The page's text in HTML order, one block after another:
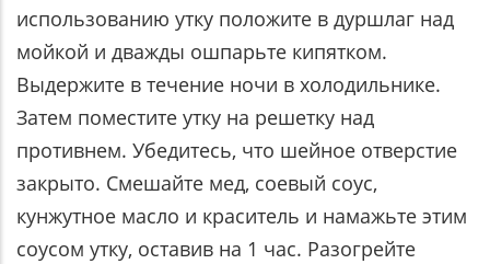
использованию утку положите в дуршлаг над
мойкой и дважды ошпарьте кипятком.
Выдержите в течение ночи в холодильнике.
Затем поместите утку на решетку над
противнем. Убедитесь, что шейное отверстие
закрыто. Смешайте мед, соевый соус,
кунжутное масло и краситель и намажьте этим
соусом утку, оставив на 1 час. Разогрейте